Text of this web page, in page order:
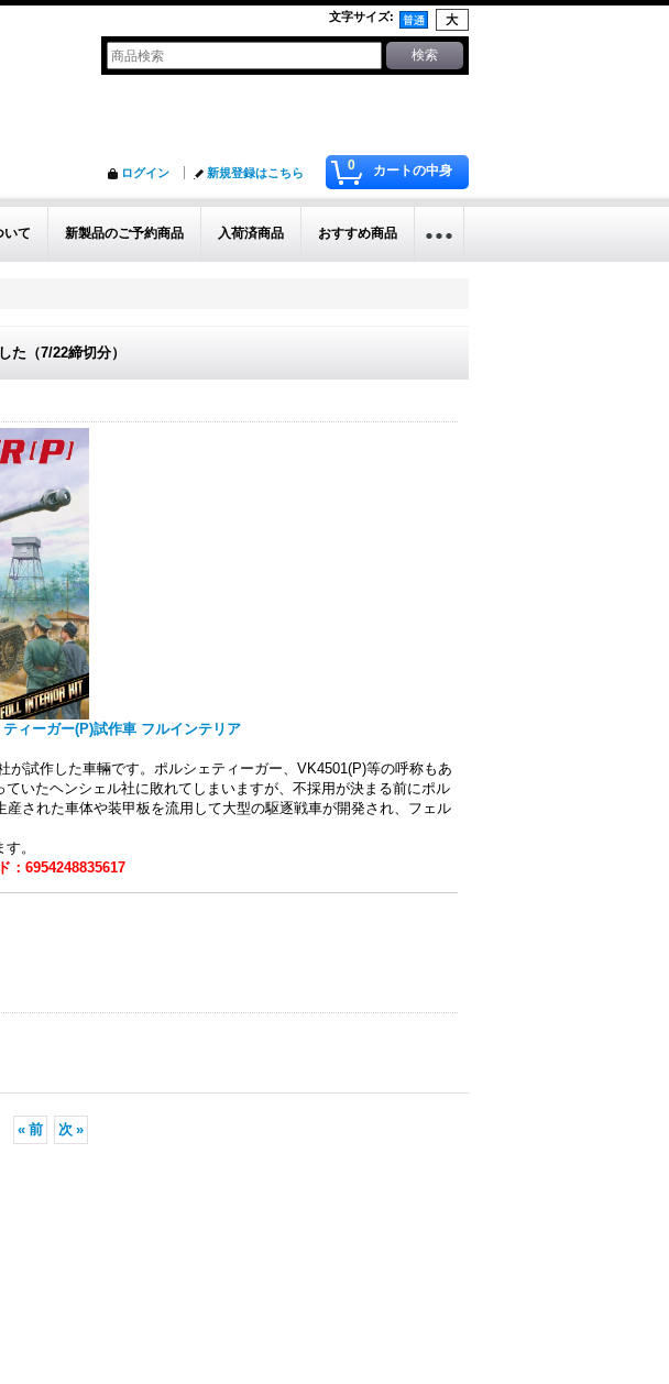
文字サイズ:
0 カートの中身
ログイン 新規登録はこちら
いて 新製品のご予約商品 入荷済商品 おすすめ商品
た（7/22締切分）
ィーガー(P)試作車 フルインテリア
試作した車輛です。ポルシェティーガー、VK4501(P)等の呼称もあ
いたヘンシェル社に敗れてしまいますが、不採用が決まる前にポル
された車体や装甲板を流用して大型の駆逐戦車が開発され、フェル
。
：6954248835617
« 前 次 »